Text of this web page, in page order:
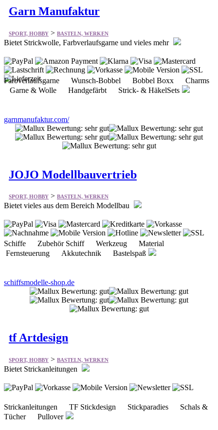
Garn Manufaktur
SPORT, HOBBY > BASTELN, WERKEN
Bietet Strickwolle, Farbverlaufsgarne und vieles mehr
Farbverlaufsgarne Wunsch-Bobbel Bobbel Boxx Charms
Garne & Wolle Handgefärbt Strick- & HäkelSets
garnmanufaktur.com/
JOJO Modellbauvertrieb
SPORT, HOBBY > BASTELN, WERKEN
Bietet vieles aus dem Bereich Modellbau
Schiffe Zubehör Schiff Werkzeug Material
Fernsteuerung Akkutechnik Bastelspaß
schiffsmodelle-shop.de
tf Artdesign
SPORT, HOBBY > BASTELN, WERKEN
Bietet Strickanleitungen
Strickanleitungen TF Stickdesign Stickparadies Schals &
Tücher Pullover